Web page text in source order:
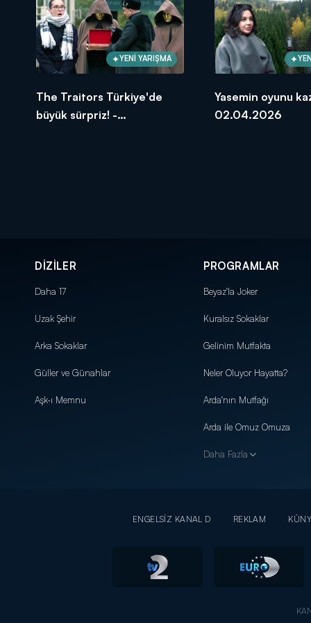
YENİ YARIŞMA
The Traitors Türkiye'de
büyük sürpriz! -
Yasemin oyunu
02.04.2026
DİZİLER
Daha 17
Uzak Şehir
Arka Sokaklar
Güller ve Günahlar
Aşk-ı Memnu
PROGRAMLAR
Beyaz'la Joker
Kuralsız Sokaklar
Gelinim Mutfakta
Neler Oluyor Hayatta?
Arda'nın Mutfağı
Arda ile Omuz Omuza
Daha Fazla
ENGELSİZ KANAL D REKLAM